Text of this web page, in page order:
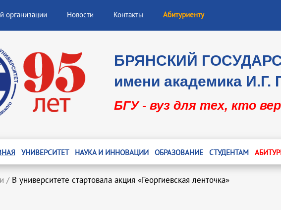
организации Новости Контакты Абитуриенту
БРЯНСКИЙ
имени академика И.Г.
БГУ - вуз для тех, кто
УНИВЕРСИТЕТ НАУКА И ИННОВАЦИИ ОБРАЗОВАНИЕ СТУДЕНТАМ
/ В университете стартовала акция «Георгиевская ленточка»